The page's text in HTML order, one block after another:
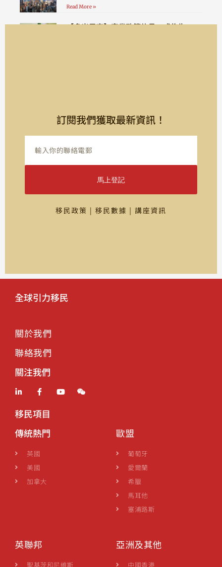
Read More »
【多米尼克】突发政策信号，或将告
訂閱我們獲取最新資訊！
馬上登記
移民政策 | 移民數據 | 講座資訊
全球引力移民
關於我們
聯絡我們
關注我們
移民項目
傳統熱門
英國
美國
加拿大
歐盟
葡萄牙
愛爾蘭
希臘
馬耳他
塞浦路斯
英聯邦
聖基茨和尼維斯
亞洲及其他
中國香港